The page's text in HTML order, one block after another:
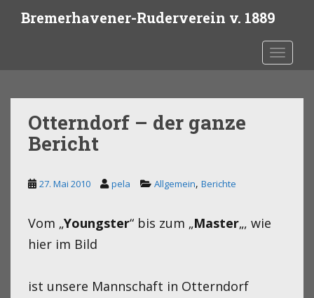
t
Bremerhavener-Ruderverein v. 1889
Toggle
Otterndorf – der ganze
Bericht
27. Mai 2010 pela Allgemein, Berichte
Vom „Youngster“ bis zum „Master„, wie
hier im Bild
ist unsere Mannschaft in Otterndorf